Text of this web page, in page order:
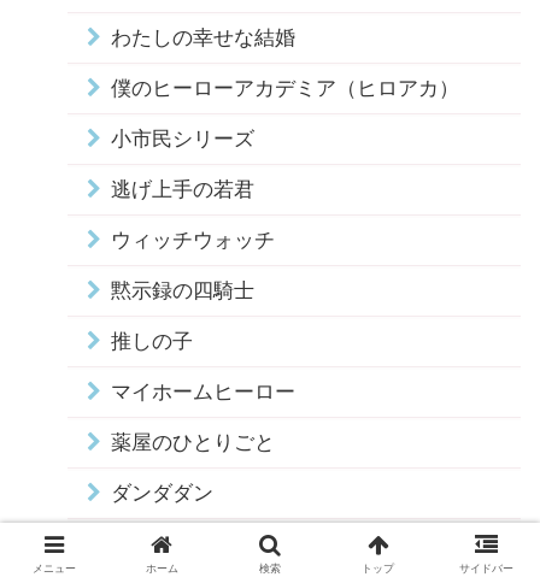
わたしの幸せな結婚
僕のヒーローアカデミア（ヒロアカ）
小市民シリーズ
逃げ上手の若君
ウィッチウォッチ
黙示録の四騎士
推しの子
マイホームヒーロー
薬屋のひとりごと
ダンダダン
葬送のフリーレン
メニュー ホーム 検索 トップ サイドバー